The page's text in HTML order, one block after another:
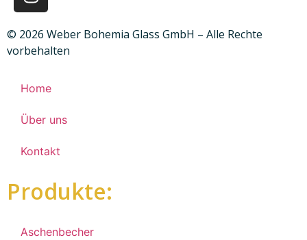
© 2026 Weber Bohemia Glass GmbH – Alle Rechte
vorbehalten
Home
Über uns
Kontakt
Produkte:
Aschenbecher